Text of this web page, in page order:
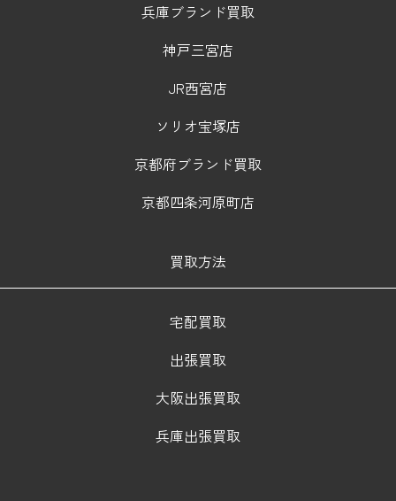
兵庫ブランド買取
神戸三宮店
JR西宮店
ソリオ宝塚店
京都府ブランド買取
京都四条河原町店
買取方法
宅配買取
出張買取
大阪出張買取
兵庫出張買取